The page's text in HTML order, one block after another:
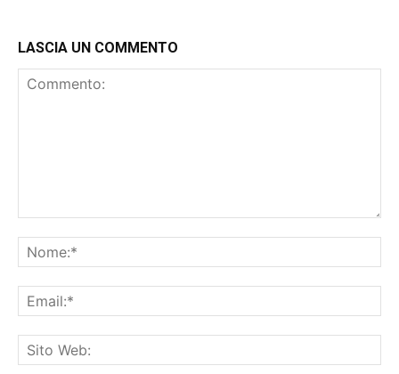
LASCIA UN COMMENTO